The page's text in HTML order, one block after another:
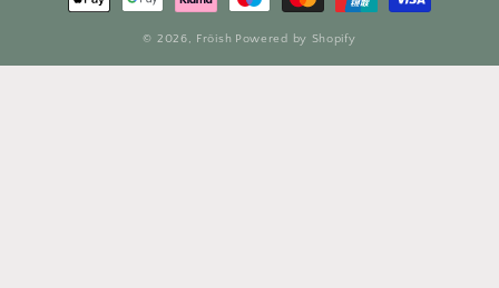
© 2026, Fröish Powered by Shopify